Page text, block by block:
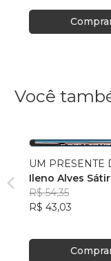
Você
UM PRESENTE
Ileno Alves
R$ 54,35
R$ 43,03